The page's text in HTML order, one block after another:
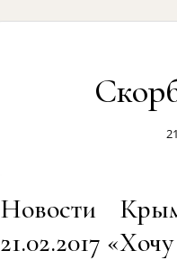
Новости
21.02.2017